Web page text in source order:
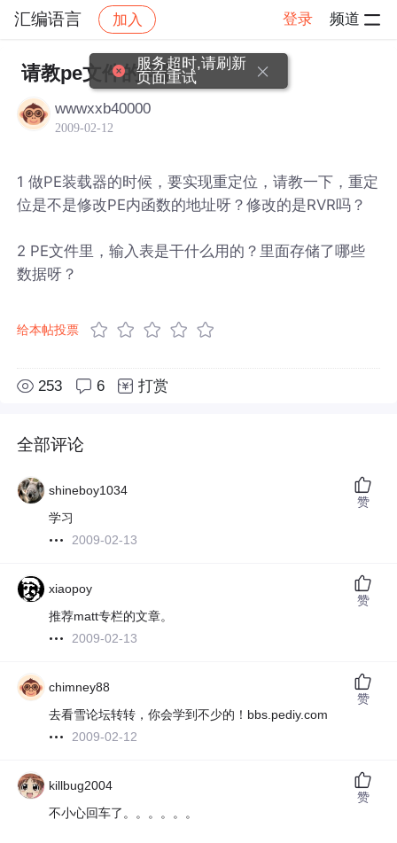
汇编语言 加入 登录 频道
社区 汇编语言 帖子详情
请教pe文件的问题
wwwxxb40000
2009-02-12
1 做PE装载器的时候，要实现重定位，请教一下，重定
位是不是修改PE内函数的地址呀？修改的是RVR吗？
2 PE文件里，输入表是干什么用的？里面存储了哪些
数据呀？
给本帖投票
253 6 打赏
全部评论
shineboy1034
学习
2009-02-13
赞
xiaopoy
推荐matt专栏的文章。
2009-02-13
赞
chimney88
去看雪论坛转转，你会学到不少的！bbs.pediy.com
2009-02-12
赞
killbug2004
不小心回车了。。。。。。
赞
服务超时,请刷新
页面重试